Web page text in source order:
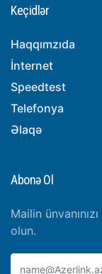
Keçidlər
Haqqımzıda
İnternet
Speedtest
Telefonya
Əlaqə
Abonə Ol
Mailin
olun.